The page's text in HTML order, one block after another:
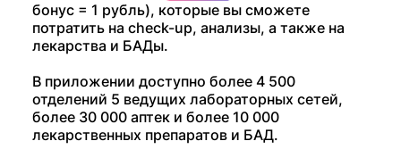
бонус = 1 рубль), которые вы сможете
потратить на check-up, анализы, а также на
лекарства и БАДы.
В приложении доступно более 4 500
отделений 5 ведущих лабораторных сетей,
более 30 000 аптек и более 10 000
лекарственных препаратов и БАД.